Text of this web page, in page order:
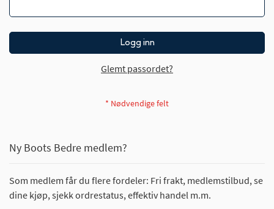
Logg inn
Glemt passordet?
Ny Boots Bedre medlem?
Som medlem får du flere fordeler: Fri frakt, medlemstilbud, se
dine kjøp, sjekk ordrestatus, effektiv handel m.m.